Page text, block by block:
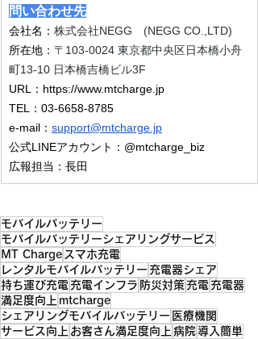
問い合わせ先
会社名： 株式会社NEGG　(NEGG CO.,LTD)
所在地： 〒103-0024 東京都中央区日本橋小舟
町13-10 日本橋吉橋ビル3F
URL： https://www.mtcharge.jp
TEL：03-6658-8785
e-mail： support@mtcharge.jp
公式LINEアカウント：@mtcharge_biz
広報担当：長田
モバイルバッテリー
モバイルバッテリーシェアリングサービス
MT Charge スマホ充電
レンタルモバイルバッテリー 充電器シェア
持ち運び充電 充電インフラ 防災対策 充電 充電器
満足度向上 mtcharge
シェアリングモバイルバッテリー 医療機関
サービス向上 お客さん満足度向上 病院 導入簡単